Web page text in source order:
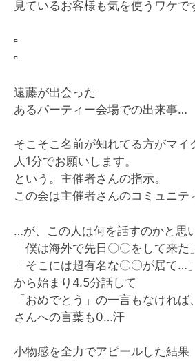
見ているお客様も気を使うワケで
▫️
▫️
遠藤が出会った
あるパーティー会場での出来事…
そこそこ名前が知れてる方がマイ
人1分でお願いします。
という。主催者さんの指示。
この会は主催者さんのコミュニテ
…が、この人は何を話すのかと思
「僕は海外で先日〇〇をして来た」
「そこには超有名な〇〇が居て…」
から始まり4.5分話して
「おめでとう」の一言もなけれ
さんへの言葉も0…汗
小物感を全力でアピールした結果